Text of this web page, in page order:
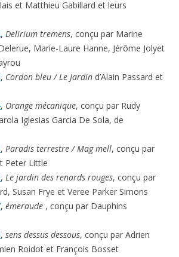
et Matthieu Gabillard et leurs
, Delirium tremens, conçu par Marine
Marie-Laure Hanne, Jérôme Jolyet
, Cordon bleu / Le Jardin d’Alain Passard et
, Orange mécanique, conçu par Rudy
Iglesias Garcia De Sola, de
, Paradis terrestre / Mag mell, conçu par
Peter Little
, Le jardin des renards rouges, conçu par
Susan Frye et Veree Parker Simons
, émeraude , conçu par Dauphins
, sens dessus dessous, conçu par Adrien
Roidot et François Bosset